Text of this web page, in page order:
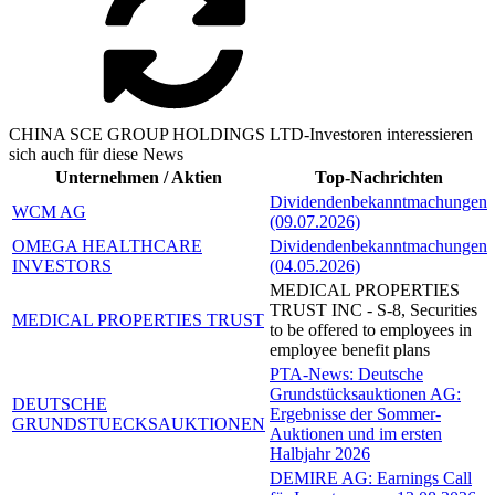
CHINA SCE GROUP HOLDINGS LTD-Investoren interessieren
sich auch für diese News
Unternehmen / Aktien
Top-Nachrichten
WCM AG
Dividendenbekanntmachungen
(09.07.2026)
OMEGA HEALTHCARE
INVESTORS
Dividendenbekanntmachungen
(04.05.2026)
MEDICAL PROPERTIES TRUST
MEDICAL PROPERTIES
TRUST INC - S-8, Securities
to be offered to employees in
employee benefit plans
DEUTSCHE
GRUNDSTUECKSAUKTIONEN
PTA-News: Deutsche
Grundstücksauktionen AG:
Ergebnisse der Sommer-
Auktionen und im ersten
Halbjahr 2026
DEMIRE AG: Earnings Call